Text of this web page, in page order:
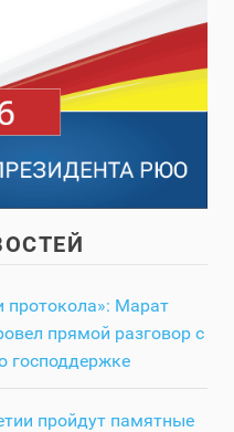
протокола»: Марат
прямой разговор с
господдержке
пройдут памятные